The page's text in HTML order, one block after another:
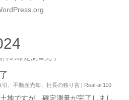
不動産売却 社長の独り言 Real-ai.110
地ですが、確定測量が完了しまし